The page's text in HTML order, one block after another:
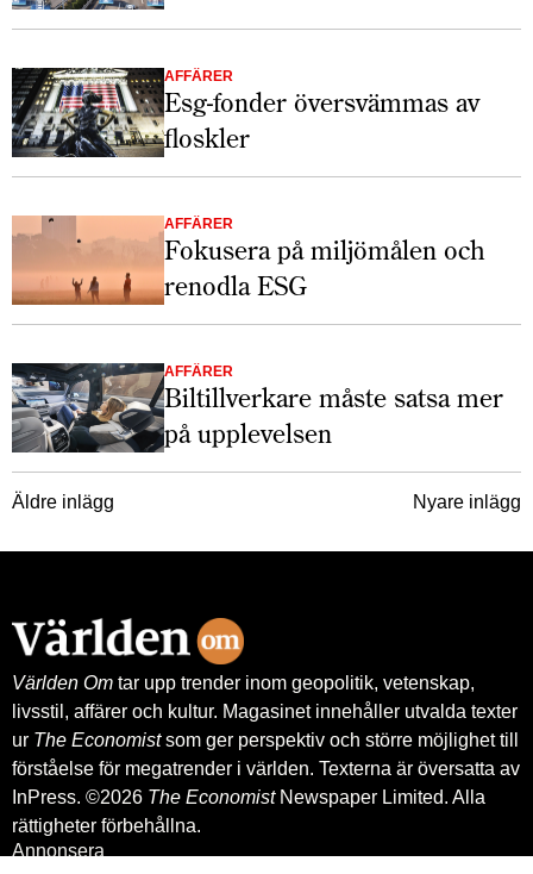
AFFÄRER
Esg-fonder översvämmas av
floskler
AFFÄRER
Fokusera på miljömålen och
renodla ESG
AFFÄRER
Biltillverkare måste satsa mer
på upplevelsen
Inläggsnavigering
Äldre inlägg Nyare inlägg
Världen Om tar upp trender inom geopolitik, vetenskap,
livsstil, affärer och kultur. Magasinet innehåller utvalda texter
ur The Economistsom ger perspektiv och större möjlighet till
förståelse för megatrender i världen. Texterna är översatta av
InPress. ©2026 The EconomistNewspaper Limited. Alla
rättigheter förbehållna.
Annonsera